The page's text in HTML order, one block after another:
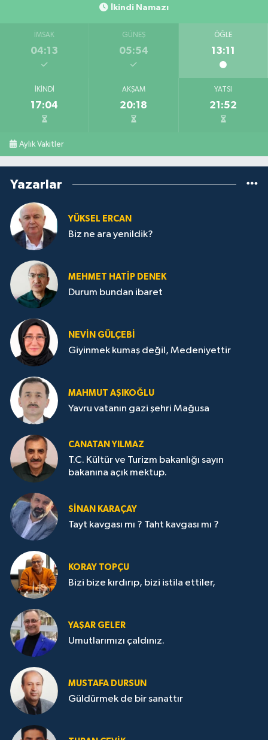
İkindi Namazı
İMSAK
04:13
GÜNEŞ
05:54
ÖĞLE
13:11
İKINDI
17:04
AKŞAM
20:18
YATSI
21:52
Aylık Vakitler
Yazarlar
YÜKSEL ERCAN
Biz ne ara yenildik?
MEHMET HATİP DENEK
Durum bundan ibaret
NEVİN GÜLÇEBİ
Giyinmek kumaş değil, Medeniyettir
MAHMUT AŞIKOĞLU
Yavru vatanın gazi şehri Mağusa
CANATAN YILMAZ
T.C. Kültür ve Turizm bakanlığı sayın
bakanına açık mektup.
SİNAN KARAÇAY
Tayt kavgası mı ? Taht kavgası mı ?
KORAY TOPÇU
Bizi bize kırdırıp, bizi istila ettiler,
YAŞAR GELER
Umutlarımızı çaldınız.
MUSTAFA DURSUN
Güldürmek de bir sanattır